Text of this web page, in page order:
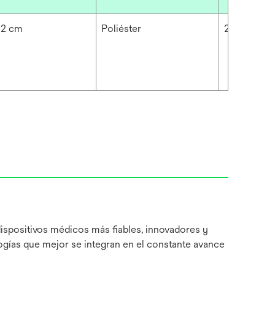
cm Poliéster 2.362 mil
médicos más fiables, innovadores y
que mejor se integran en el constante avance